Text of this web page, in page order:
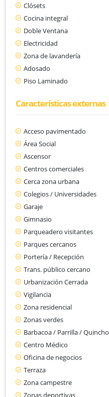
Clósets
Cocina integral
Doble Ventana
Electricidad
Zona de lavandería
Adosado
Piso Laminado
Características externas
Acceso pavimentado
Área Social
Ascensor
Centros comerciales
Cerca zona urbana
Colegios / Universidades
Garaje
Gimnasio
Parqueadero visitantes
Parques cercanos
Portería / Recepción
Trans. público cercano
Urbanización Cerrada
Vigilancia
Zona residencial
Zonas verdes
Barbacoa / Parrilla / Quincho
Centro Médico
Oficina de negocios
Terraza
Zona campestre
Zonas deportivas